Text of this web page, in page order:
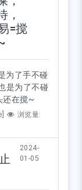
，
=搅
为了手不碰
是为了不碰
还在搅~
浏览量:
2024-
01-05